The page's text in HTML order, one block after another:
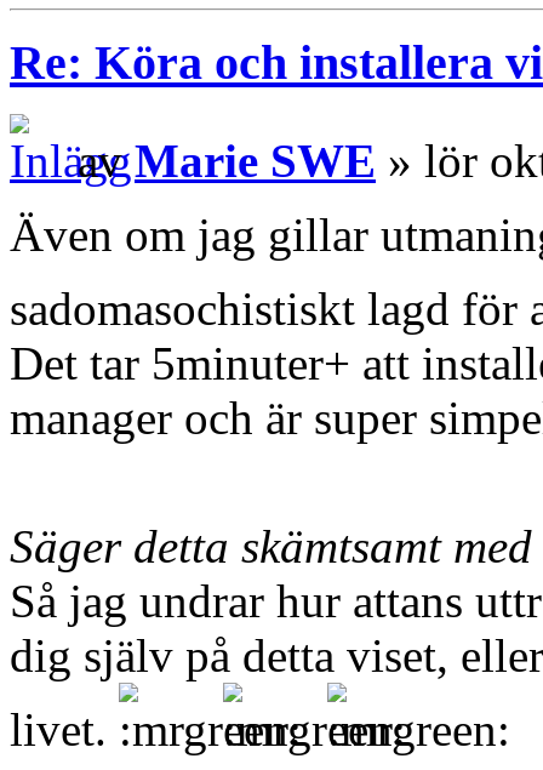
Re: Köra och installera
avMarie SWE » lör
Även om jag gillar
sadomasochistiskt lagd för
Det tar 5minuter+ att
manager och är super
Säger detta skämtsamt
Så jag undrar hur attans
dig själv på detta viset,
livet.